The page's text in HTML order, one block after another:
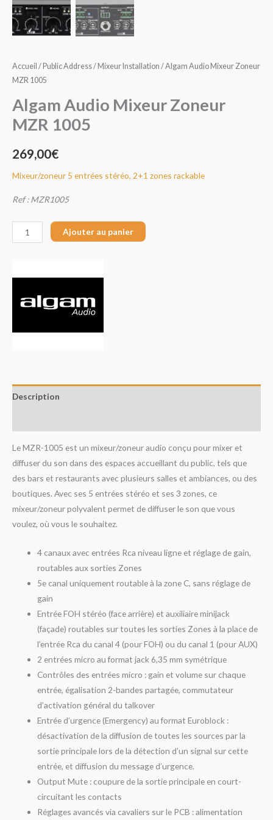
Accueil / Public Address/ Mixeur Installation / Algam Audio Mixeur Zoneur
MZR 1005
Algam Audio Mixeur Zoneur
MZR 1005
269,00€
Mixeur/zoneur 5 entrées stéréo, 2+1 zones rackable
Ref : MZR1005
Zoneur
MZR
Ajouter au panier
Description
Le MZR-1005 est un mixeur/zoneur audio conçu pour mixer et
diffuser du son dans des espaces accueillant du public, tels que
des bars et restaurants avec plusieurs salles et ambiances, ou des
boutiques. Avec ses 5 entrées stéréo et ses 3 zones, ce
mixeur/zoneur polyvalent permet de diffuser le son que vous
voulez, où vous le souhaitez.
4 canaux avec entrées Rca niveau ligne et réglage de gain,
routables aux sorties Zones
5e canal uniquement routable à la zone C, sans réglage de
gain
Entrée FOH stéréo (face arrière) et auxiliaire minijack
(façade) routables sur toutes les sorties Zones à la place de
l’entrée Rca du canal 4 (pour FOH) ou du canal 1 (pour AUX)
2 entrées micro au format jack 6,35 mm symétrique
Contrôles des entrées micro : gain et volume sur chaque
entrée, égalisation 2-bandes partagée, commutateur
d’activation général du talkover
Entrée d’urgence (Emergency) au format Euroblock :
désactivation de la diffusion de toutes les sources par la
sortie principale lors de la détection d’un signal sur cette
entrée, et diffusion du message d’urgence.
Output Mute : coupure de la sortie principale en court-
circuitant les contacts
Réglages avancés via cavaliers sur le PCB : alimentation